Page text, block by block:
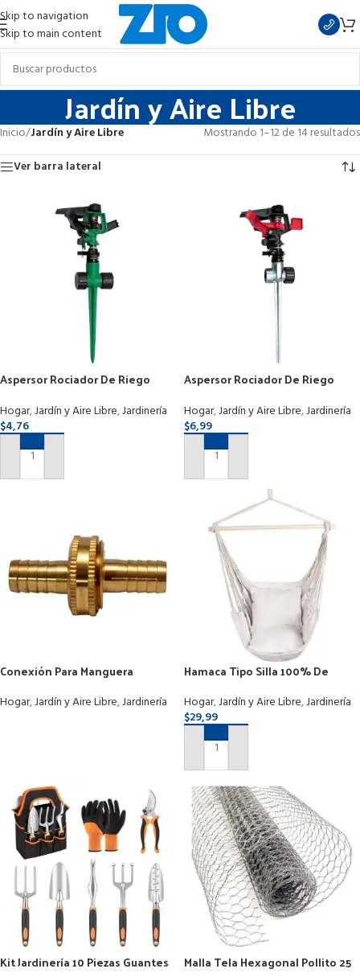
Skip to navigation
Skip to main content
Jardín y Aire Libre
Inicio/Jardín y Aire Libre
Mostrando 1–12 de 14 resultados
Ver barra lateral
Aspersor Rociador De Riego
Hogar,Jardín y Aire Libre,Jardinería
$4,76
AÑADIR AL CARRITO
Aspersor Rociador De Riego
Hogar,Jardín y Aire Libre,Jardinería
$6,99
AÑADIR AL CARRITO
Conexión Para Manguera
Hogar,Jardín y Aire Libre,Jardinería
Hamaca Tipo Silla 100% De
Hogar,Jardín y Aire Libre,Jardinería
$29,99
AÑADIR AL CARRITO
Kit Jardinería 10 Piezas Guantes Malla Tela Hexagonal Pollito 25